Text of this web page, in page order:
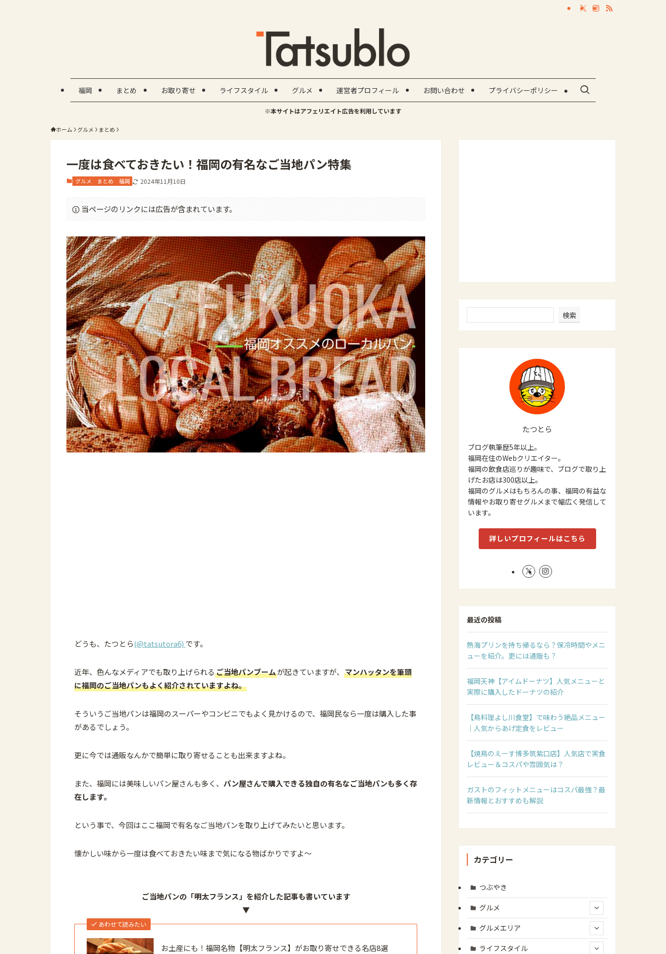
福岡 まとめ お取り寄せ ライフスタイル グルメ 運営者プロフィール お問い合わせ プライバシーポリシー
※本サイトはアフェリエイト広告を利用しています
ホーム グルメ まとめ
一度は食べておきたい！福岡の有名なご当地パン特集
グルメ まとめ 福岡 2024年11月10日
当ページのリンクには広告が含まれています。
どうも、たつとら(@tatsutora6) です。
近年、色んなメディアでも取り上げられるご当地パンブームが起きていますが、 マンハッタンを筆頭
に福岡のご当地パンもよく紹介されていますよね。
そういうご当地パンは福岡のスーパーやコンビニでもよく見かけるので、福岡民なら一度は購入した事
があるでしょう。
更に今では通販なんかで簡単に取り寄せることも出来ますよね。
また、福岡には美味しいパン屋さんも多く、 パン屋さんで購入できる独自の有名なご当地パンも多く存
在します。
という事で、今回はここ福岡で有名なご当地パンを取り上げてみたいと思います。
懐かしい味から一度は食べておきたい味まで気になる物ばかりですよ〜
ご当地パンの「明太フランス」を紹介した記事も書いています
▼
あわせて読みたい
お土産にも！福岡名物【明太フランス】がお取り寄せできる名店8選
検索
たつとら
ブログ執筆歴5年以上。
福岡在住のWebクリエイター。
福岡の飲食店巡りが趣味で、ブログで取り上
げたお店は300店以上。
福岡のグルメはもちろんの事、福岡の有益な
情報やお取り寄せグルメまで幅広く発信して
います。
詳しいプロフィールはこちら
最近の投稿
熱海プリンを持ち帰るなら？保冷時間やメニ
ューを紹介。更には通販も？
福岡天神【アイムドーナツ】人気メニューと
実際に購入したドーナツの紹介
【鳥料理よし川食堂】で味わう絶品メニュー
｜人気からあげ定食をレビュー
【焼鳥のえーす博多筑紫口店】人気店で実食
レビュー＆コスパや雰囲気は？
ガストのフィットメニューはコスパ最強？最
新情報とおすすめも解説
カテゴリー
つぶやき
グルメ
グルメエリア
ライフスタイル